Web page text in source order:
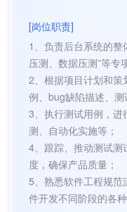
[岗位职责]
1、负责后台系统的整
压测、数据压测”等专
2、根据项目计划和策
例、bug缺陷描述、测
3、执行测试用例，
测、自动化实施等；
4、跟踪、推动测试
度，确保产品质量；
5、熟悉软件工程规
件开发不同阶段的各种